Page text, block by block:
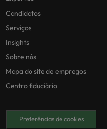
Candidatos
Serviços
Insights
Sobre nós
Mapa do site de empregos
Centro fiduciário
Preferências de cookies